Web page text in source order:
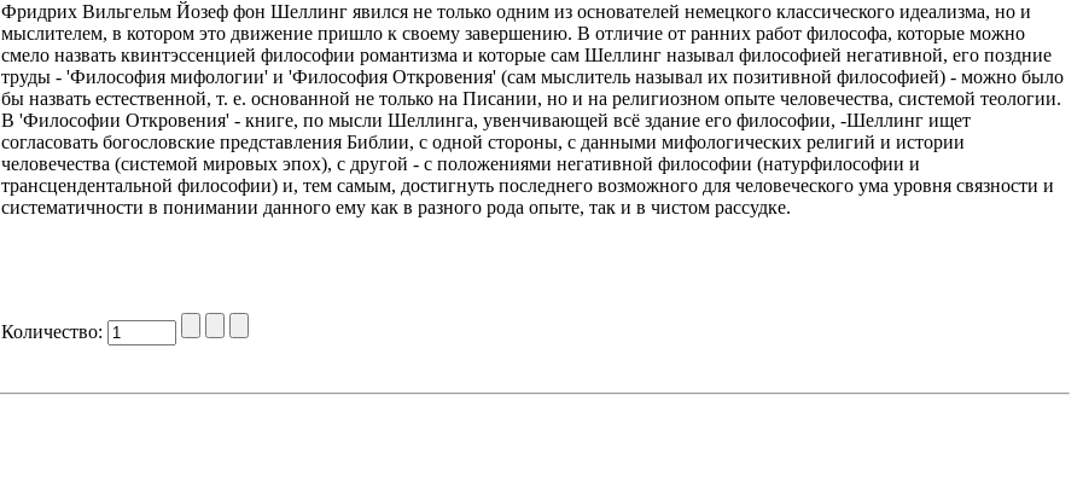
Фридрих Вильгельм Йозеф фон Шеллинг явился не только одним из основателей немецкого классического идеализма, но и
мыслителем, в котором это движение пришло к своему завершению. В отличие от ранних работ философа, которые можно
смело назвать квинтэссенцией философии романтизма и которые сам Шеллинг называл философией негативной, его поздние
труды - 'Философия мифологии' и 'Философия Откровения' (сам мыслитель называл их позитивной философией) - можно было
бы назвать естественной, т. е. основанной не только на Писании, но и на религиозном опыте человечества, системой теологии.
В 'Философии Откровения' - книге, по мысли Шеллинга, увенчивающей всё здание его философии, -Шеллинг ищет
согласовать богословские представления Библии, с одной стороны, с данными мифологических религий и истории
человечества (системой мировых эпох), с другой - с положениями негативной философии (натурфилософии и
трансцендентальной философии) и, тем самым, достигнуть последнего возможного для человеческого ума уровня связности и
систематичности в понимании данного ему как в разного рода опыте, так и в чистом рассудке.
Количество: